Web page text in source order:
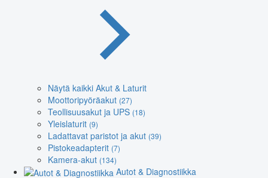
Näytä kaikki Akut & Laturit
Moottoripyöräakut (27)
Teollisuusakut ja UPS (18)
Yleislaturit (9)
Ladattavat paristot ja akut (39)
Pistokeadapterit (7)
Kamera-akut (134)
Autot & Diagnostiikka